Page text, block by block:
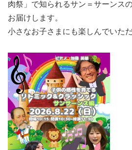
肉祭」で知られるサン＝サーンス
お届けします。
小さなお子さまにも楽しんでいた